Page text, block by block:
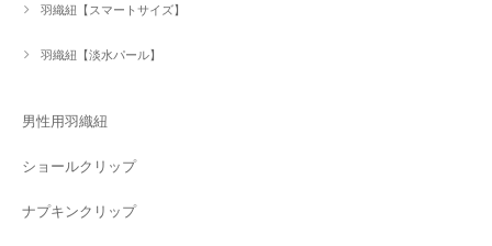
羽織紐【スマートサイズ】
羽織紐【淡水パール】
男性用羽織紐
ショールクリップ
ナプキンクリップ